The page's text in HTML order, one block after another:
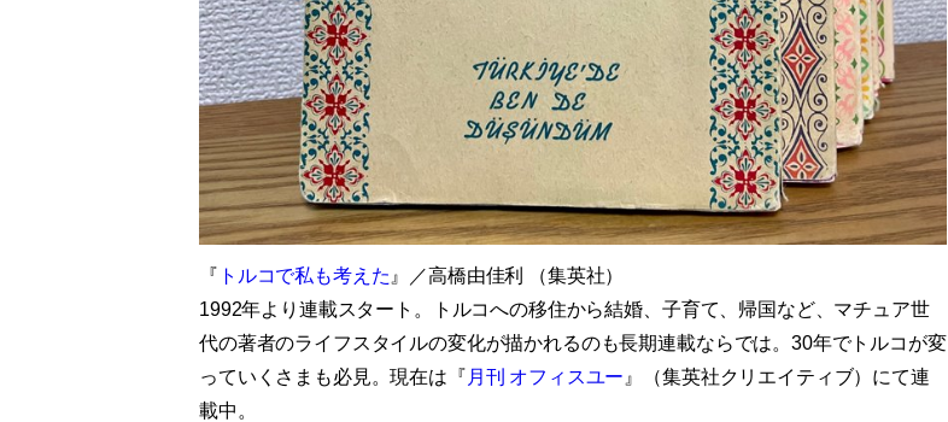
『 トルコで私も考えた 』／高橋由佳利 （集英社）
1992年より連載スタート。トルコへの移住から結婚、子育て、帰国など、マチュア世
代の著者のライフスタイルの変化が描かれるのも長期連載ならでは。30年でトルコが変
っていくさまも必見。現在は『 月刊 オフィスユー 』（集英社クリエイティブ）にて連
載中。